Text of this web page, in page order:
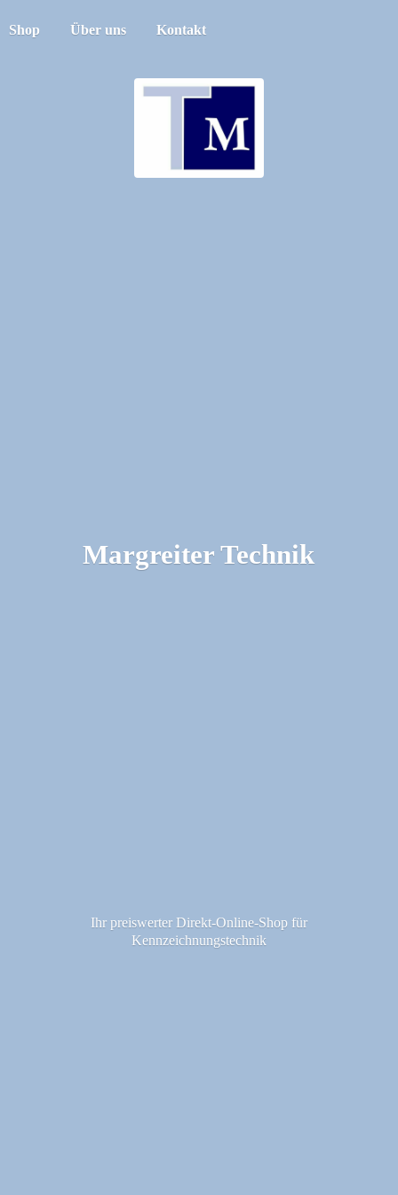
Shop Über uns Kontakt
Margreiter Technik
Ihr preiswerter Direkt-Online-Shop für
Kennzeichnungstechnik